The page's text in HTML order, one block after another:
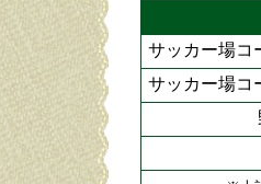
サッカー場コ
サッカー場コ